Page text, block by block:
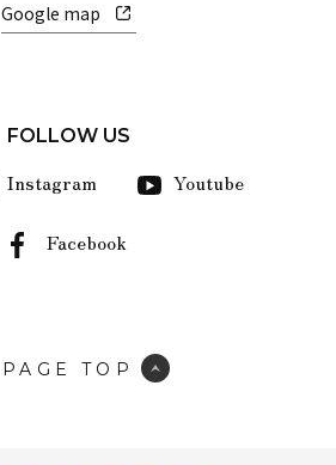
Google map
FOLLOW US
Instagram Youtube
Facebook
PAGE TOP